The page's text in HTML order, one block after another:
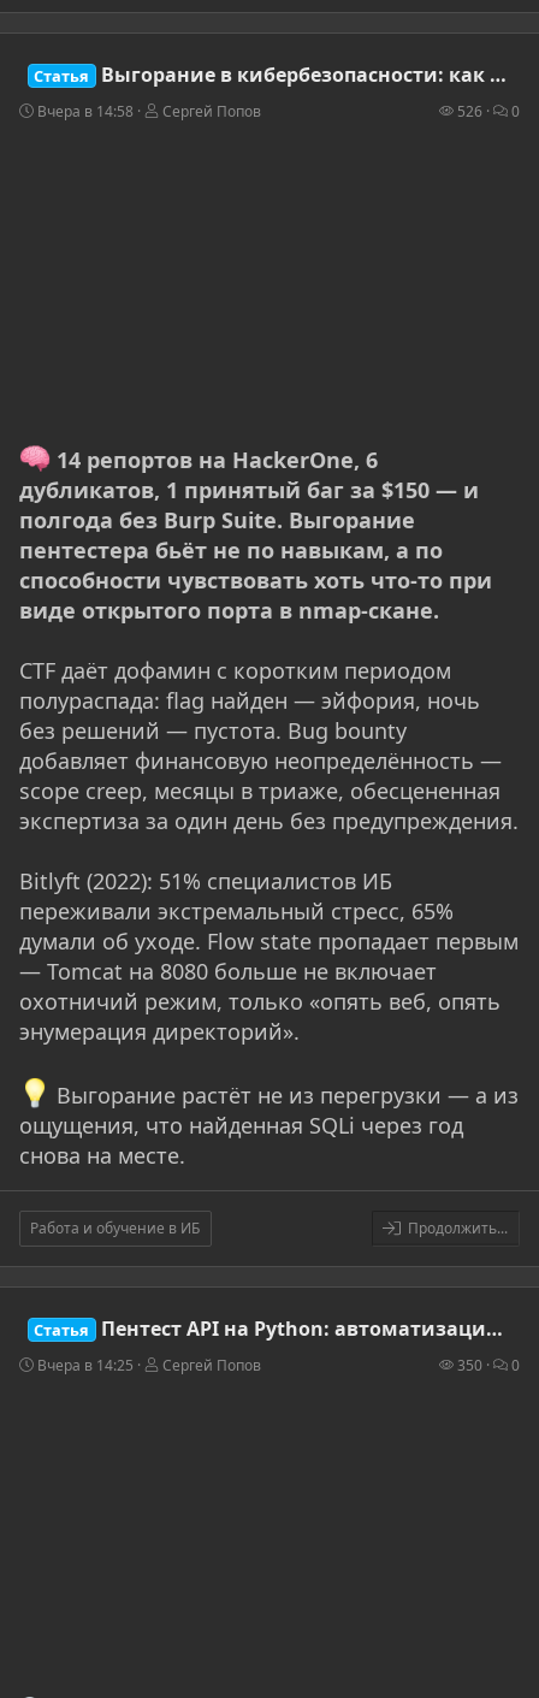
Статья Выгорание в кибербезопасности: как не сгореть после CTF, bug bounty и пентеста
Вчера в 14:58 Сергей Попов 526 0
14 репортов на HackerOne, 6
дубликатов, 1 принятый баг за $150 — и
полгода без Burp Suite. Выгорание
пентестера бьёт не по навыкам, а по
способности чувствовать хоть что-то при
виде открытого порта в nmap-скане.
CTF даёт дофамин с коротким периодом
полураспада: flag найден — эйфория, ночь
без решений — пустота. Bug bounty
добавляет финансовую неопределённость —
scope creep, месяцы в триаже, обесцененная
экспертиза за один день без предупреждения.
Bitlyft (2022): 51% специалистов ИБ
переживали экстремальный стресс, 65%
думали об уходе. Flow state пропадает первым
— Tomcat на 8080 больше не включает
охотничий режим, только «опять веб, опять
энумерация директорий».
Выгорание растёт не из перегрузки — а из
ощущения, что найденная SQLi через год
снова на месте.
Работа и обучение в ИБ Продолжить...
Статья Пентест API на Python: автоматизация BurpSuite-подобных проверок через requests и BeautifulSoup
Вчера в 14:25 Сергей Попов 350 0